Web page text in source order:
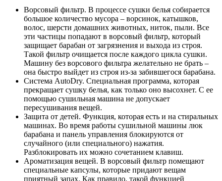
Ворсовый фильтр. В процессе сушки белья собирается
большое количество мусора – ворсинок, катышков,
волос, шерсти домашних животных, ниток, пыли. Все
эти частицы попадают в ворсовый фильтр, который
защищает барабан от загрязнения и выхода из строя.
Такой фильтр очищается после каждого цикла сушки.
Машину без ворсового фильтра желательно не брать –
она быстро выйдет из строя из-за забившегося барабана.
Система AutoDry. Специальная программа, которая
прекращает сушку белья, как только оно высохнет. С ее
помощью сушильная машина не допускает
пересушивания вещей.
Защита от детей. Функция, которая есть и на стиральных
машинах. Во время работы сушильной машины люк
барабана и панель управления блокируются от
случайного (или специального) нажатия.
Разблокировать их можно сочетанием клавиш.
Ароматизация вещей. В ворсовый фильтр помещают
специальные капсулы, которые придают вещам
приятный запах. Как правило, такой функцией